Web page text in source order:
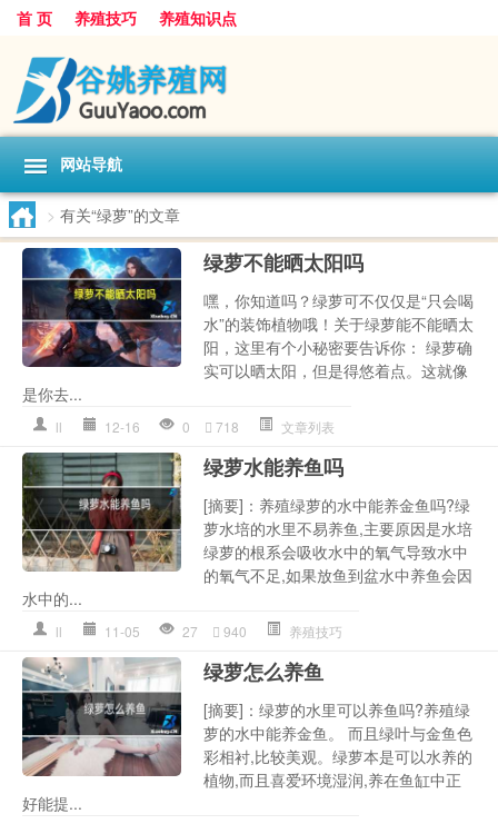
首 页 养殖技巧 养殖知识点
网站导航
> 有关“绿萝”的文章
绿萝不能晒太阳吗
嘿，你知道吗？绿萝可不仅仅是“只会喝
水”的装饰植物哦！关于绿萝能不能晒太
阳，这里有个小秘密要告诉你： 绿萝确
实可以晒太阳，但是得悠着点。这就像
是你去...
ll 12-16 0 718 文章列表
绿萝水能养鱼吗
[摘要]：养殖绿萝的水中能养金鱼吗?绿
萝水培的水里不易养鱼,主要原因是水培
绿萝的根系会吸收水中的氧气导致水中
的氧气不足,如果放鱼到盆水中养鱼会因
水中的...
ll 11-05 27 940 养殖技巧
绿萝怎么养鱼
[摘要]：绿萝的水里可以养鱼吗?养殖绿
萝的水中能养金鱼。 而且绿叶与金鱼色
彩相衬,比较美观。绿萝本是可以水养的
植物,而且喜爱环境湿润,养在鱼缸中正
好能提...